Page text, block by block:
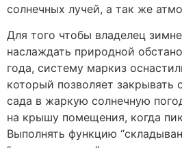
солнечных лучей, а так же
Для того чтобы владелец
наслаждать природной
года, систему маркиз
который позволяет закрывать
сада в жаркую солнечную
на крышу помещения, когда
Выполнять функцию